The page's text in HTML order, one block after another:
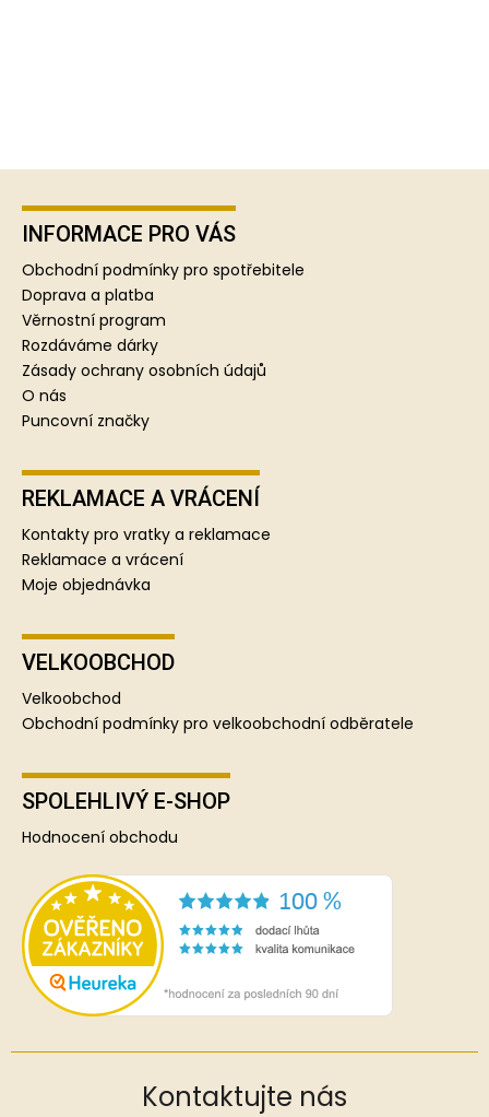
INFORMACE PRO VÁS
Obchodní podmínky pro spotřebitele
Doprava a platba
Věrnostní program
Rozdáváme dárky
Zásady ochrany osobních údajů
O nás
Puncovní značky
REKLAMACE A VRÁCENÍ
Kontakty pro vratky a reklamace
Reklamace a vrácení
Moje objednávka
VELKOOBCHOD
Velkoobchod
Obchodní podmínky pro velkoobchodní odběratele
SPOLEHLIVÝ E-SHOP
Hodnocení obchodu
Kontaktujte nás